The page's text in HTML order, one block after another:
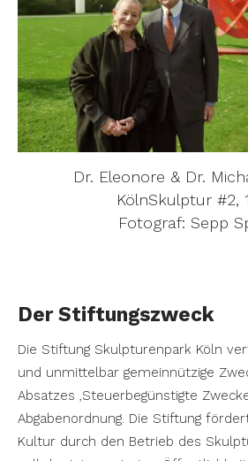
Dr. Eleonore & Dr.
KölnSkulptur #2⁠,
Fotograf: Sepp
Der Stiftungszweck
Die Stiftung Skulpturenpark Köln
und unmittelbar gemeinnützige
Absatzes ,Steuerbegünstigte
Abgabenordnung. Die Stiftung
Kultur durch den Betrieb des